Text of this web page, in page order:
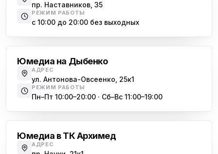
Юмедиа на Космонавтов
ю ул. Белы Куна, 24к1
ю
Юмедиа в Купчино
ул. Будапештская, 87-3
Юмедиа Сервис в Колпино
ю
Юмедиа во Всеволожске
пр. Наставников, 35
РЕЖИМ РАБОТЫ
с 10:00 до 20:00 без выходных
Юмедиа на Дыбенко
АДРЕС
ул. Антонова-Овсеенко, 25к1
РЕЖИМ РАБОТЫ
Пн–Пт 10:00–20:00 · Сб–Вс 11:00–19:00
Юмедиа в ТК Архимед
АДРЕС